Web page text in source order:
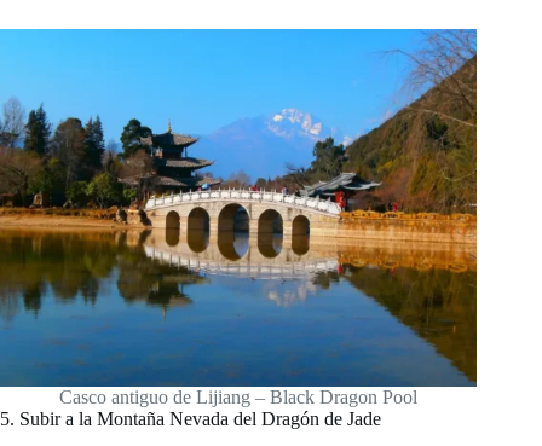
Casco antiguo de Lijiang – Black Dragon Pool
5. Subir a la Montaña Nevada del Dragón de Jade